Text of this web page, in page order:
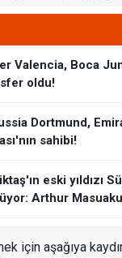
Valencia, Boca
oldu!
Dortmund,
sahibi!
eski yıldızı
Arthur Masuaku
için aşağıya